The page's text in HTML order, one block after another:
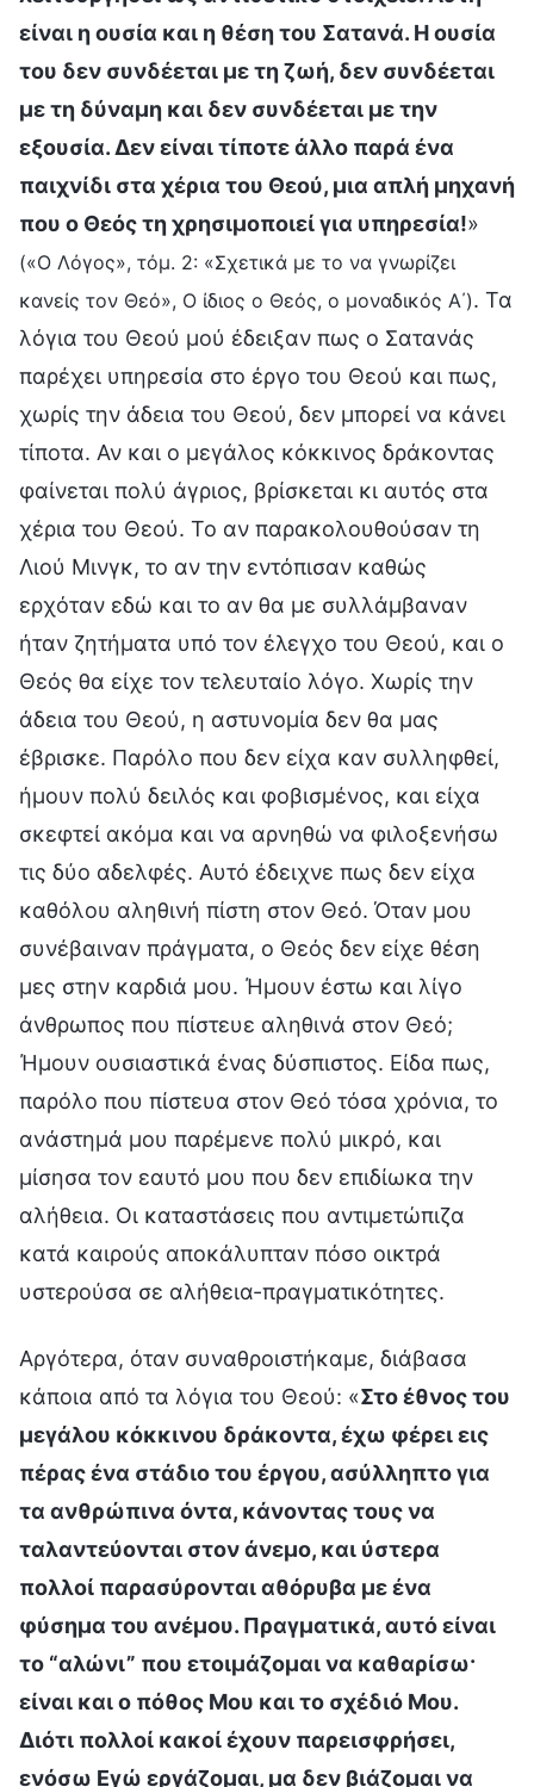
είναι η ουσία και η θέση του Σατανά. Η ουσία
του δεν συνδέεται με τη ζωή, δεν συνδέεται
με τη δύναμη και δεν συνδέεται με την
εξουσία. Δεν είναι τίποτε άλλο παρά ένα
παιχνίδι στα χέρια του Θεού, μια απλή μηχανή
που ο Θεός τη χρησιμοποιεί για υπηρεσία!»
(«Ο Λόγος», τόμ. 2: «Σχετικά με το να γνωρίζει
κανείς τον Θεό», Ο ίδιος ο Θεός, ο μοναδικός Α΄). Τα
λόγια του Θεού μού έδειξαν πως ο Σατανάς
παρέχει υπηρεσία στο έργο του Θεού και πως,
χωρίς την άδεια του Θεού, δεν μπορεί να κάνει
τίποτα. Αν και ο μεγάλος κόκκινος δράκοντας
φαίνεται πολύ άγριος, βρίσκεται κι αυτός στα
χέρια του Θεού. Το αν παρακολουθούσαν τη
Λιού Μινγκ, το αν την εντόπισαν καθώς
ερχόταν εδώ και το αν θα με συλλάμβαναν
ήταν ζητήματα υπό τον έλεγχο του Θεού, και ο
Θεός θα είχε τον τελευταίο λόγο. Χωρίς την
άδεια του Θεού, η αστυνομία δεν θα μας
έβρισκε. Παρόλο που δεν είχα καν συλληφθεί,
ήμουν πολύ δειλός και φοβισμένος, και είχα
σκεφτεί ακόμα και να αρνηθώ να φιλοξενήσω
τις δύο αδελφές. Αυτό έδειχνε πως δεν είχα
καθόλου αληθινή πίστη στον Θεό. Όταν μου
συνέβαιναν πράγματα, ο Θεός δεν είχε θέση
μες στην καρδιά μου. Ήμουν έστω και λίγο
άνθρωπος που πίστευε αληθινά στον Θεό;
Ήμουν ουσιαστικά ένας δύσπιστος. Είδα πως,
παρόλο που πίστευα στον Θεό τόσα χρόνια, το
ανάστημά μου παρέμενε πολύ μικρό, και
μίσησα τον εαυτό μου που δεν επιδίωκα την
αλήθεια. Οι καταστάσεις που αντιμετώπιζα
κατά καιρούς αποκάλυπταν πόσο οικτρά
υστερούσα σε αλήθεια-πραγματικότητες.
Αργότερα, όταν συναθροιστήκαμε, διάβασα
κάποια από τα λόγια του Θεού: «Στο έθνος του
μεγάλου κόκκινου δράκοντα, έχω φέρει εις
πέρας ένα στάδιο του έργου, ασύλληπτο για
τα ανθρώπινα όντα, κάνοντας τους να
ταλαντεύονται στον άνεμο, και ύστερα
πολλοί παρασύρονται αθόρυβα με ένα
φύσημα του ανέμου. Πραγματικά, αυτό είναι
το “αλώνι” που ετοιμάζομαι να καθαρίσω·
είναι και ο πόθος Μου και το σχέδιό Μου.
Διότι πολλοί κακοί έχουν παρεισφρήσει,
ενόσω Εγώ εργάζομαι, μα δεν βιάζομαι να